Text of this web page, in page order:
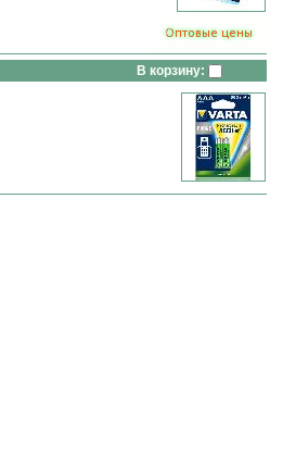
В корзину: